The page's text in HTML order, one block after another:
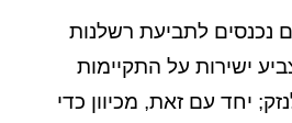
נכנסים לתביעת רשלנות
ישירות על התקיימות
יחד עם זאת, מכיוון כדי